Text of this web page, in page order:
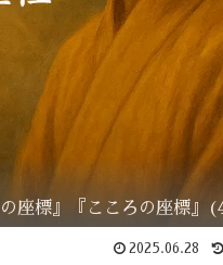
座標』『こころの座標』
2025.06.28